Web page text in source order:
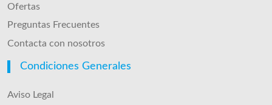
Ofertas
Preguntas Frecuentes
Contacta con nosotros
Condiciones Generales
Aviso Legal